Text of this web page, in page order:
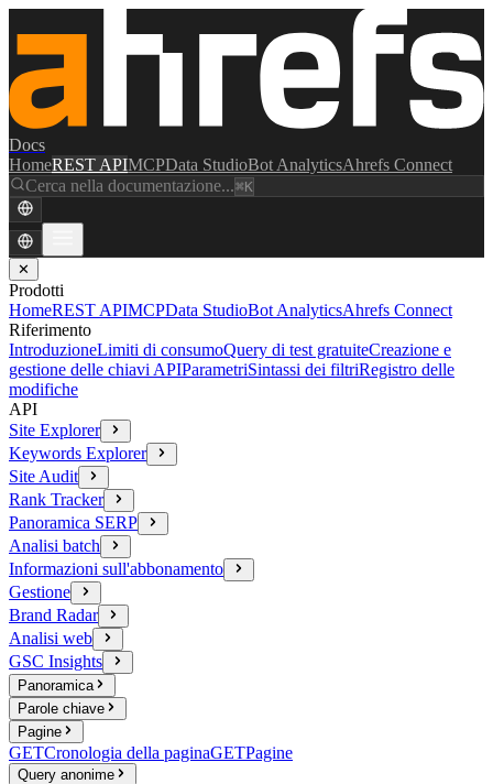
Docs
HomeREST APIMCPData StudioBot AnalyticsAhrefs Connect
Cerca nella documentazione...⌘K
✕
Prodotti
HomeREST APIMCPData StudioBot AnalyticsAhrefs Connect
Riferimento
IntroduzioneLimiti di consumoQuery di test gratuiteCreazione e
gestione delle chiavi APIParametriSintassi dei filtriRegistro delle
modifiche
API
Site Explorer
Keywords Explorer
Site Audit
Rank Tracker
Panoramica SERP
Analisi batch
Informazioni sull'abbonamento
Gestione
Brand Radar
Analisi web
GSC Insights
Panoramica
Parole chiave
Pagine
GETCronologia della paginaGETPagine
Query anonime